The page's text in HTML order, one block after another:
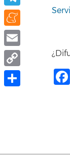
Telegram
Meneame
Email
Copy